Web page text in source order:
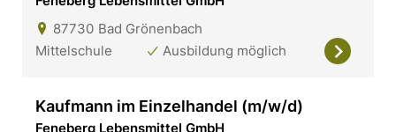
87730 Bad Grönenbach
Mittelschule
Ausbildung möglich
Kaufmann im Einzelhandel (m/w/d)
Feneberg Lebensmittel GmbH